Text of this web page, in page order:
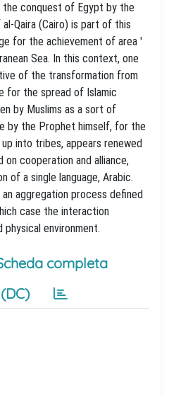
the conquest of Egypt by the
Qaira (Cairo) is part of this
for the achievement of area '
Sea. In this context, one
of the transformation from
for the spread of Islamic
by Muslims as a sort of
by the Prophet himself, for the
into tribes, appears renewed
cooperation and alliance,
of a single language, Arabic.
aggregation process defined
case the interaction
environment.
completa